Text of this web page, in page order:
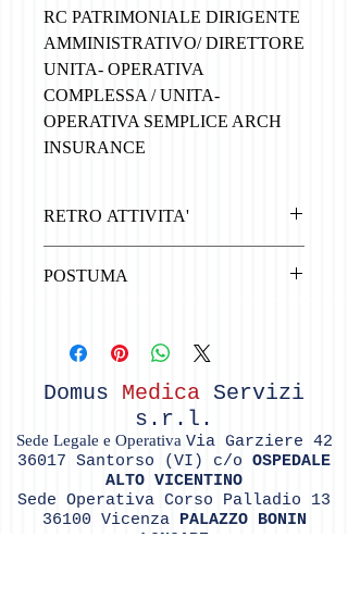
RC PATRIMONIALE DIRIGENTE
AMMINISTRATIVO/ DIRETTORE
UNITA- OPERATIVA
COMPLESSA / UNITA-
OPERATIVA SEMPLICE ARCH
INSURANCE
RETRO ATTIVITA'
POSTUMA
Amministrazione
Domus Medica Servizi
s.r.l.
Sede Legale e Operativa Via Garziere 42
36017 Santorso (VI) c/o OSPEDALE
ALTO VICENTINO
Sede Operativa Corso Palladio 13
36100 Vicenza PALAZZO BONIN
LONGARE